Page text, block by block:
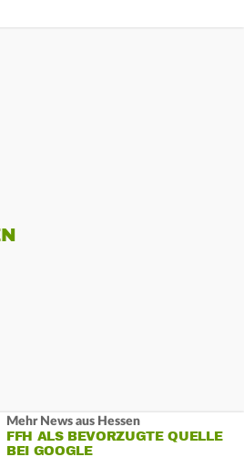
Mehr News aus Hessen
FFH ALS BEVORZUGTE QUELLE
BEI GOOGLE